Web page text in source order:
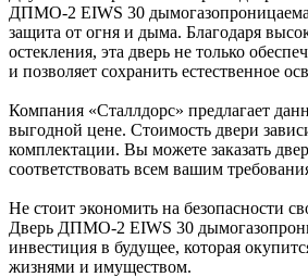
ДПМО-2 EIWS 30
защита от огня и дыма. Благодаря
остекления, эта дверь не только
и позволяет сохранить естественное
Компания «Сталлдорс» предлагает
выгодной цене. Стоимость двери
комплектации. Вы можете заказать
соответствовать всем вашим
Не стоит экономить на безопасности
Дверь ДПМО-2 EIWS 30
инвестиция в будущее, которая
жизнями и имуществом.